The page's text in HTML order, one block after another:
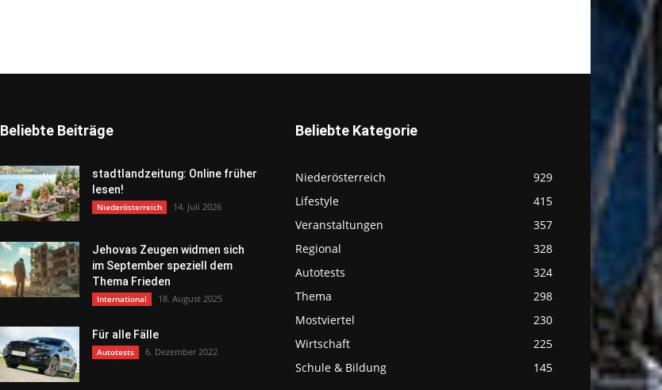
Beliebte Beiträge
stadtlandzeitung: Online früher
lesen!
Niederösterreich 14. Juli 2026
Jehovas Zeugen widmen sich
im September speziell dem
Thema Frieden
International 18. August 2025
Für alle Fälle
Autotests 6. Dezember 2022
Beliebte Kategorie
Niederösterreich
929
Lifestyle
415
Veranstaltungen
357
Regional
328
Autotests
324
Thema
298
Mostviertel
230
Wirtschaft
225
Schule & Bildung
145